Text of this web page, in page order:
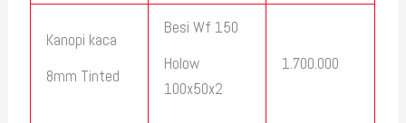
Kanopi kaca
8mm Tinted
Besi Wf 150
Holow
100x50x2
1.700.000